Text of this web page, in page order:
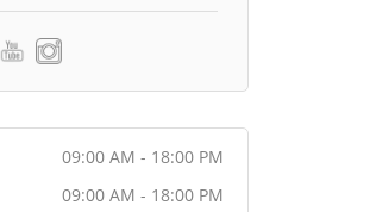
09:00 AM - 18:00 PM
09:00 AM - 18:00 PM